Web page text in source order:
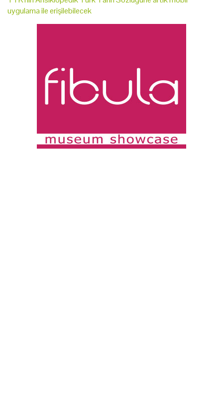
uygulama ile erişilebilecek